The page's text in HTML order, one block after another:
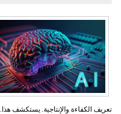
تعريف الكفاءة والإنتاجية. يستكشف هذا...